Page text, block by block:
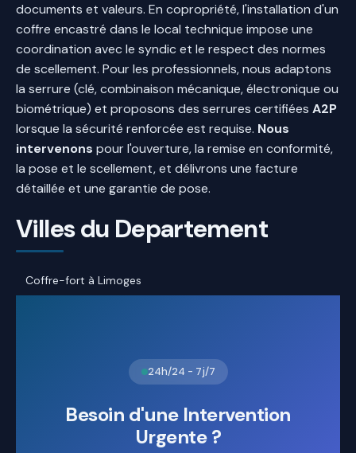
documents et valeurs. En copropriété, l'installation d'un
coffre encastré dans le local technique impose une
coordination avec le syndic et le respect des normes
de scellement. Pour les professionnels, nous adaptons
la serrure (clé, combinaison mécanique, électronique ou
biométrique) et proposons des serrures certifiées A2P
lorsque la sécurité renforcée est requise. Nous
intervenons pour l'ouverture, la remise en conformité,
la pose et le scellement, et délivrons une facture
détaillée et une garantie de pose.
Villes du Departement
Coffre-fort à Limoges
24h/24 - 7j/7
Besoin d'une Intervention
Urgente ?